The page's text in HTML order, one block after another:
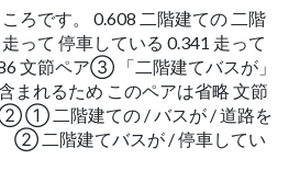
ろです。 0.608 二階建ての 二階
って 停車している 0.341 走って
文節ペア③ 「二階建てバスが」
れるため このペアは省略 文節
① 二階建ての / バスが / 道路を
② 二階建てバスが / 停車してい